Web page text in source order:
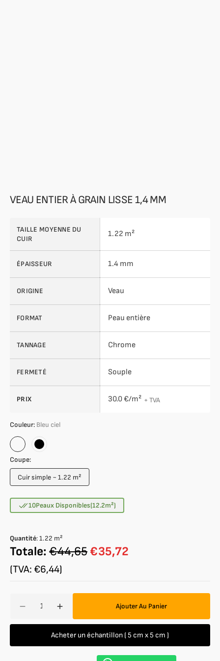
VEAU ENTIER À GRAIN LISSE 1,4 MM
TAILLE MOYENNE DU
CUIR
1.22 m²
ÉPAISSEUR 1.4 mm
ORIGINE Veau
FORMAT Peau entière
TANNAGE Chrome
FERMETÉ Souple
PRIX 30.0 €/m² + TVA
Couleur: Bleu ciel
Bleu
ciel
Noir
Coupe:
Cuir simple ~ 1.22 m²
Variante
ou
indisponible
10Peaux Disponibles(12.2m²)
Quantité:1.22 m²
Totale: €44,65€35,72
(TVA: €6,44)
Réduire
quantité
Augmenter
quantité
Ajouter Au Panier
Acheter un échantillon ( 5 cm x 5 cm )